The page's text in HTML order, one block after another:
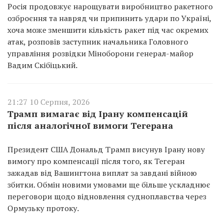
Росія продовжує нарощувати виробництво ракетного
озброєння та навряд чи припинить удари по Україні,
хоча може зменшити кількість ракет під час окремих
атак, розповів заступник начальника Головного
управління розвідки Міноборони генерал-майор
Вадим Скібіцький.
21:27 10 Серпня, 2026
Трамп вимагає від Ірану компенсацій
після аналогічної вимоги Тегерана
Президент США Дональд Трамп висунув Ірану нову
вимогу про компенсації після того, як Тегеран
зажадав від Вашингтона виплат за завдані війною
збитки. Обмін новими умовами ще більше ускладнює
переговори щодо відновлення судноплавства через
Ормузьку протоку.